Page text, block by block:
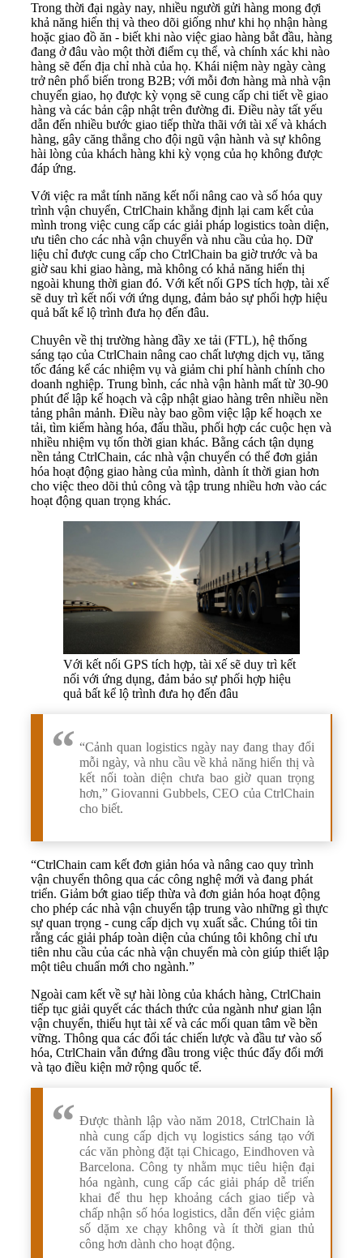
Trong thời đại ngày nay, nhiều người gửi hàng mong đợi
khả năng hiển thị và theo dõi giống như khi họ nhận hàng
hoặc giao đồ ăn - biết khi nào việc giao hàng bắt đầu, hàng
đang ở đâu vào một thời điểm cụ thể, và chính xác khi nào
hàng sẽ đến địa chỉ nhà của họ. Khái niệm này ngày càng
trở nên phổ biến trong B2B; với mỗi đơn hàng mà nhà vận
chuyển giao, họ được kỳ vọng sẽ cung cấp chi tiết về giao
hàng và các bản cập nhật trên đường đi. Điều này tất yếu
dẫn đến nhiều bước giao tiếp thừa thãi với tài xế và khách
hàng, gây căng thẳng cho đội ngũ vận hành và sự không
hài lòng của khách hàng khi kỳ vọng của họ không được
đáp ứng.
Với việc ra mắt tính năng kết nối nâng cao và số hóa quy
trình vận chuyển, CtrlChain khẳng định lại cam kết của
mình trong việc cung cấp các giải pháp logistics toàn diện,
ưu tiên cho các nhà vận chuyển và nhu cầu của họ. Dữ
liệu chỉ được cung cấp cho CtrlChain ba giờ trước và ba
giờ sau khi giao hàng, mà không có khả năng hiển thị
ngoài khung thời gian đó. Với kết nối GPS tích hợp, tài xế
sẽ duy trì kết nối với ứng dụng, đảm bảo sự phối hợp hiệu
quả bất kể lộ trình đưa họ đến đâu.
Chuyên về thị trường hàng đầy xe tải (FTL), hệ thống
sáng tạo của CtrlChain nâng cao chất lượng dịch vụ, tăng
tốc đáng kể các nhiệm vụ và giảm chi phí hành chính cho
doanh nghiệp. Trung bình, các nhà vận hành mất từ 30-90
phút để lập kế hoạch và cập nhật giao hàng trên nhiều nền
tảng phân mảnh. Điều này bao gồm việc lập kế hoạch xe
tải, tìm kiếm hàng hóa, đấu thầu, phối hợp các cuộc hẹn và
nhiều nhiệm vụ tốn thời gian khác. Bằng cách tận dụng
nền tảng CtrlChain, các nhà vận chuyển có thể đơn giản
hóa hoạt động giao hàng của mình, dành ít thời gian hơn
cho việc theo dõi thủ công và tập trung nhiều hơn vào các
hoạt động quan trọng khác.
Với kết nối GPS tích hợp, tài xế sẽ duy trì kết
nối với ứng dụng, đảm bảo sự phối hợp hiệu
quả bất kể lộ trình đưa họ đến đâu
“Cảnh quan logistics ngày nay đang thay đổi
mỗi ngày, và nhu cầu về khả năng hiển thị và
kết nối toàn diện chưa bao giờ quan trọng
hơn,” Giovanni Gubbels, CEO của CtrlChain
cho biết.
“CtrlChain cam kết đơn giản hóa và nâng cao quy trình
vận chuyển thông qua các công nghệ mới và đang phát
triển. Giảm bớt giao tiếp thừa và đơn giản hóa hoạt động
cho phép các nhà vận chuyển tập trung vào những gì thực
sự quan trọng - cung cấp dịch vụ xuất sắc. Chúng tôi tin
rằng các giải pháp toàn diện của chúng tôi không chỉ ưu
tiên nhu cầu của các nhà vận chuyển mà còn giúp thiết lập
một tiêu chuẩn mới cho ngành.”
Ngoài cam kết về sự hài lòng của khách hàng, CtrlChain
tiếp tục giải quyết các thách thức của ngành như gian lận
vận chuyển, thiếu hụt tài xế và các mối quan tâm về bền
vững. Thông qua các đối tác chiến lược và đầu tư vào số
hóa, CtrlChain vẫn đứng đầu trong việc thúc đẩy đổi mới
và tạo điều kiện mở rộng quốc tế.
Được thành lập vào năm 2018, CtrlChain là
nhà cung cấp dịch vụ logistics sáng tạo với
các văn phòng đặt tại Chicago, Eindhoven và
Barcelona. Công ty nhằm mục tiêu hiện đại
hóa ngành, cung cấp các giải pháp dễ triển
khai để thu hẹp khoảng cách giao tiếp và
chấp nhận số hóa logistics, dẫn đến việc giảm
số dặm xe chạy không và ít thời gian thủ
công hơn dành cho hoạt động.